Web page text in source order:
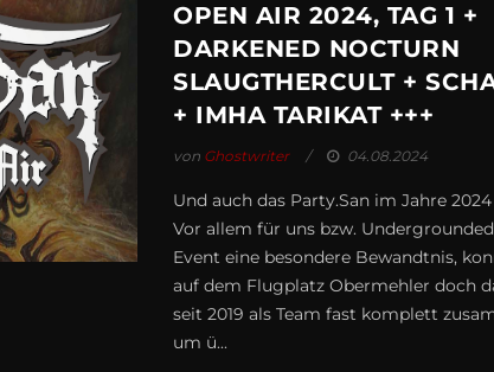
OPEN AIR 2024, TAG 1 +
DARKENED NOCTURN
SLAUGTHERCULT +
+ IMHA TARIKAT +++
von Ghostwriter 04.08.2024
Und auch das Party.San im Jahre
Vor allem für uns bzw.
Event eine besondere Bewandtnis,
auf dem Flugplatz Obermehler doch
seit 2019 als Team fast komplett
um ü...